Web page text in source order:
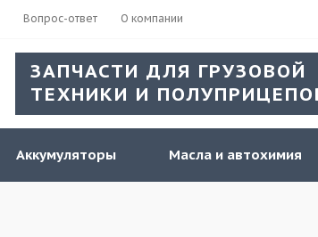
Вопрос-ответ О компании
ЗАПЧАСТИ ДЛЯ ГРУЗОВОЙ
ТЕХНИКИ И
Аккумуляторы Масла и автохимия